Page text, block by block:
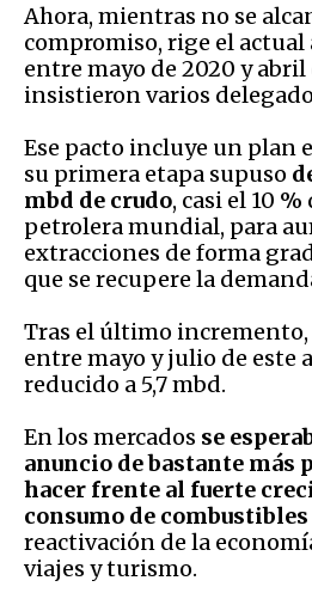
Ahora, mientras no se
compromiso, rige el actual
entre mayo de 2020 y abril
insistieron varios
Ese pacto incluye un plan
su primera etapa supuso
mbd de crudo, casi el 10
petrolera mundial, para
extracciones de forma
que se recupere la
Tras el último incremento,
entre mayo y julio de este
reducido a 5,7 mbd.
En los mercados se
anuncio de bastante más
hacer frente al fuerte
consumo de combustibles
reactivación de la
viajes y turismo.